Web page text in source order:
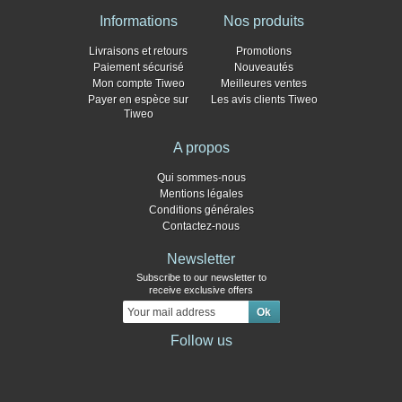
Informations
Livraisons et retours
Paiement sécurisé
Mon compte Tiweo
Payer en espèce sur
Tiweo
Nos produits
Promotions
Nouveautés
Meilleures ventes
Les avis clients Tiweo
A propos
Qui sommes-nous
Mentions légales
Conditions générales
Contactez-nous
Newsletter
Subscribe to our newsletter to
receive exclusive offers
Follow us